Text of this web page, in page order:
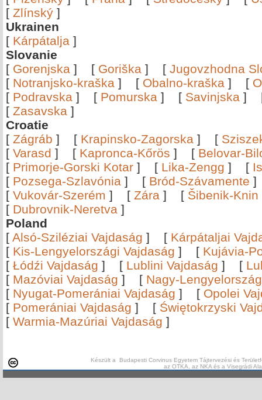
[ Zlínský ]
Ukrainen
[ Kárpátalja ]
Slovanie
[ Gorenjska ] [ Goriška ] [ Jugovzhodna
[ Notranjsko-kraška ] [ Obalno-kraška ] [
[ Podravska ] [ Pomurska ] [ Savinjska ]
[ Zasavska ]
Croatie
[ Zágráb ] [ Krapinsko-Zagorska ] [
[ Varasd ] [ Kapronca-Kőrös ] [ Belovar-
[ Primorje-Gorski Kotar ] [ Lika-Zengg ] [
[ Pozsega-Szlavónia ] [ Bród-Szávamente
[ Vukovár-Szerém ] [ Zára ] [ Šibenik-Knin
[ Dubrovnik-Neretva ]
Poland
[ Alsó-Sziléziai Vajdaság ] [ Kárpátaljai
[ Kis-Lengyelországi Vajdaság ] [ Kujávia-
[ Łódźi Vajdaság ] [ Lublini Vajdaság ] [
[ Mazóviai Vajdaság ] [ Nagy-
[ Nyugat-Pomerániai Vajdaság ] [ Opolei
[ Pomerániai Vajdaság ] [ Świętokrzyski
[ Warmia-Mazúriai Vajdaság ]
Készült a Budapesti Corvinus Egyetem Tájtervezési és
az OTKA, az NKA és a Visegrádi